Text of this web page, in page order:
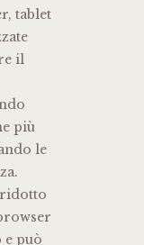
tablet
il
più
le
ridotto
e può